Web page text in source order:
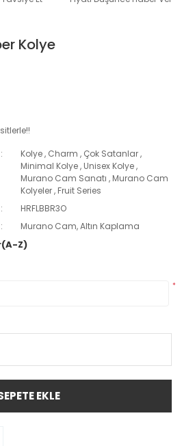
Kolye
Kolye, Charm , Çok Satanlar,
Minimal Kolye, Unisex Kolye,
Murano Cam Sanatı , Murano Cam
Kolyeler, Fruit Series
HRFLBBR3O
Murano Cam, Altın Kaplama
Z)
*
EKLE